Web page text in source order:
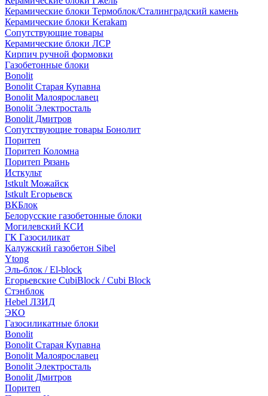
Керамические блоки Термоблок/Сталинградский камень
Керамические блоки Kerakam
Сопутствующие товары
Керамические блоки ЛСР
Кирпич ручной формовки
Газобетонные блоки
Bonolit
Bonolit Старая Купавна
Bonolit Малоярославец
Bonolit Электросталь
Bonolit Дмитров
Сопутствующие товары Бонолит
Поритеп
Поритеп Коломна
Поритеп Рязань
Исткульт
Istkult Можайск
Istkult Егорьевск
ВКБлок
Белорусские газобетонные блоки
Могилевский КСИ
ГК Газосиликат
Калужский газобетон Sibel
Ytong
Эль-блок / El-block
Егорьевские CubiBlock / Cubi Block
Стэнблок
Hebel ЛЗИД
ЭКО
Газосиликатные блоки
Bonolit
Bonolit Старая Купавна
Bonolit Малоярославец
Bonolit Электросталь
Bonolit Дмитров
Поритеп